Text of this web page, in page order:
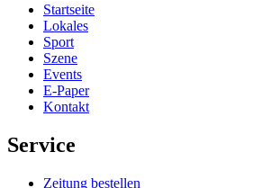
Startseite
Lokales
Sport
Szene
Events
E-Paper
Kontakt
Service
Zeitung bestellen